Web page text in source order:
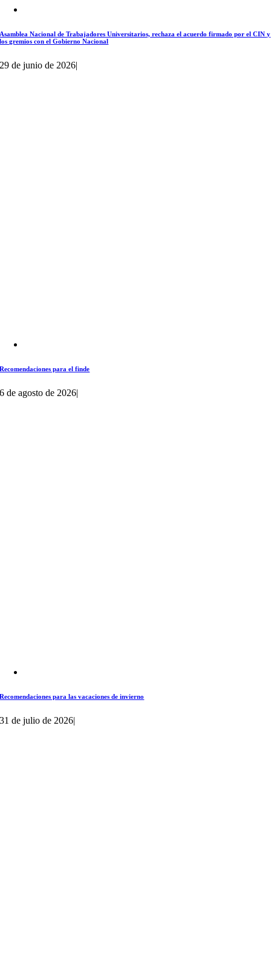
Asamblea Nacional de Trabajadores Universitarios, rechaza el acuerdo firmado por el CIN y
los gremios con el Gobierno Nacional
29 de junio de 2026|
Recomendaciones para el finde
6 de agosto de 2026|
Recomendaciones para las vacaciones de invierno
31 de julio de 2026|